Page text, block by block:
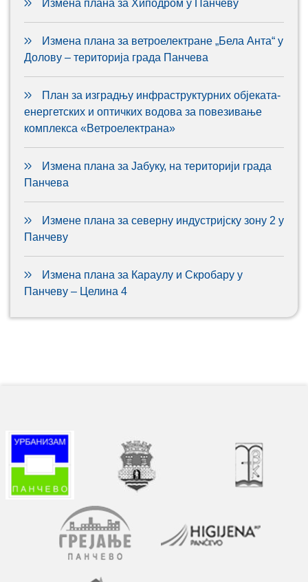
Измена плана за Хиподром у Панчеву
Измена плана за ветроелектране „Бела Анта“ у
Долову – територија града Панчева
План за изградњу инфраструктурних објеката-
енергетских и оптичких водова за повезивање
комплекса «Ветроелектрана»
Измена плана за Јабуку, на територији града
Панчева
Измене плана за северну индустријску зону 2 у
Панчеву
Измена плана за Караулу и Скробару у
Панчеву – Целина 4